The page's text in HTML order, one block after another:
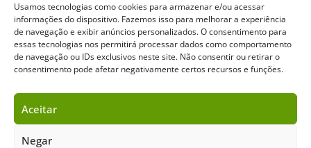
Usamos tecnologias como cookies para armazenar e/ou acessar
informações do dispositivo. Fazemos isso para melhorar a experiência
de navegação e exibir anúncios personalizados. O consentimento para
essas tecnologias nos permitirá processar dados como comportamento
de navegação ou IDs exclusivos neste site. Não consentir ou retirar o
consentimento pode afetar negativamente certos recursos e funções.
Aceitar
Negar
Mídia Kit
Sobre o Cavalus Leilões Anuncie